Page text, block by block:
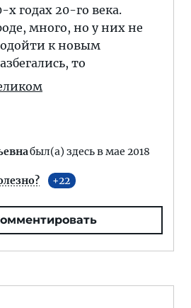
х годах 20-го века.
много, но у них не
к новым
то
был(а) здесь в мае 2018
22